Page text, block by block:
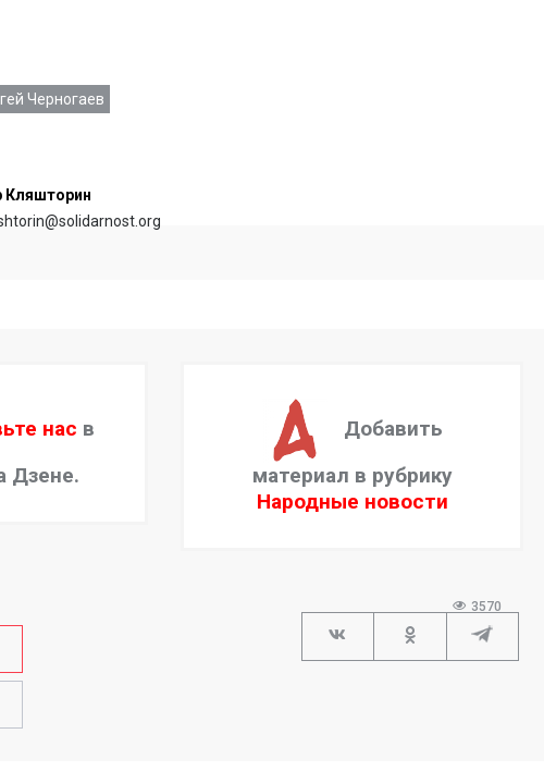
Черногаев
Кляшторин
нас в
Дзене.
Добавить
материал в рубрику
Народные новости
3570